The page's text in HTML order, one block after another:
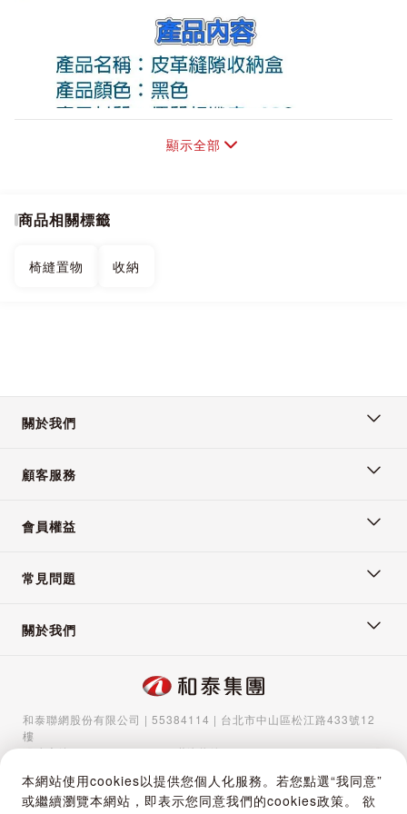
本網站使用cookies以提供您個人化服務。若您點選“我同意”
或繼續瀏覽本網站，即表示您同意我們的cookies政策。 欲
顯示全部
商品相關標籤
椅縫置物 收納
關於我們
顧客服務
會員權益
常見問題
關於我們
和泰聯網股份有限公司 | 55384114 | 台北市中山區松江路433號12
樓
服務專線：02-5570-1788| 聯絡信箱：gocs@hotaigo.com.tw| 服
Copyright © 2024 Hotai Connected Co.,Ltd | Powered by Hotai
Motor Corporation